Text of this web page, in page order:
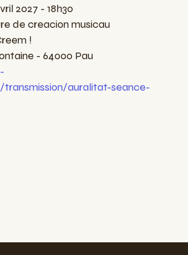
2027 - 18h30
de creacion musicau
!
- 64000 Pau
transmission/auralitat-seance-